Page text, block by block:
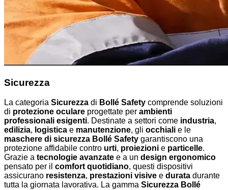
Sicurezza
La categoria Sicurezza di Bollé Safety comprende soluzioni
di protezione oculare progettate per ambienti
professionali esigenti. Destinate a settori come industria,
edilizia, logistica e manutenzione, gli occhiali e le
maschere di sicurezza Bollé Safety garantiscono una
protezione affidabile contro urti, proiezioni e particelle.
Grazie a tecnologie avanzate e a un design ergonomico
pensato per il comfort quotidiano, questi dispositivi
assicurano resistenza, prestazioni visive e durata durante
tutta la giornata lavorativa. La gamma Sicurezza Bollé